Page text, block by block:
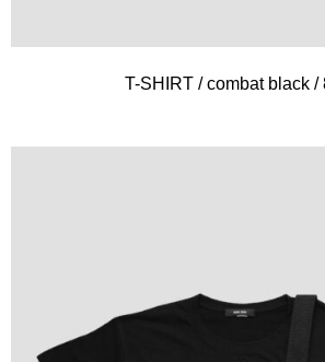
T-SHIRT / combat black /